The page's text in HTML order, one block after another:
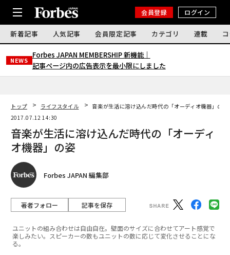
会員登録 ログイン
新着記事 人気記事 会員限定記事 カテゴリ 連載
NEWS
Forbes JAPAN MEMBERSHIP 新機能｜
記事ページ内の広告表示を最小限にしました
トップ ライフスタイル
音楽が生活に溶け込んだ時代の「オーディオ機器」の姿
2017.07.12 14:30
音楽が生活に溶け込んだ時代の「オーディ
オ機器」の姿
Forbes JAPAN 編集部
著者フォロー 記事を保存
ユニットの組み合わせは自由自在。壁面のサイズに合わせてアート感覚で
楽しみたい。スピーカーの数もユニットの数に応じて変化させることにな
る。